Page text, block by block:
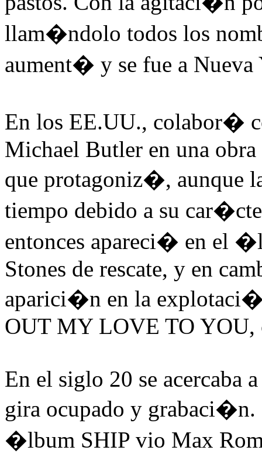
llam�ndolo todos los
aument� y se fue a Nueva
En los EE.UU., colabor�
Michael Butler en una
que protagoniz�, aunque
tiempo debido a su
entonces apareci� en el
Stones de rescate, y en
aparici�n en la
OUT MY LOVE TO YOU,
En el siglo 20 se acercaba
gira ocupado y
�lbum SHIP vio Max